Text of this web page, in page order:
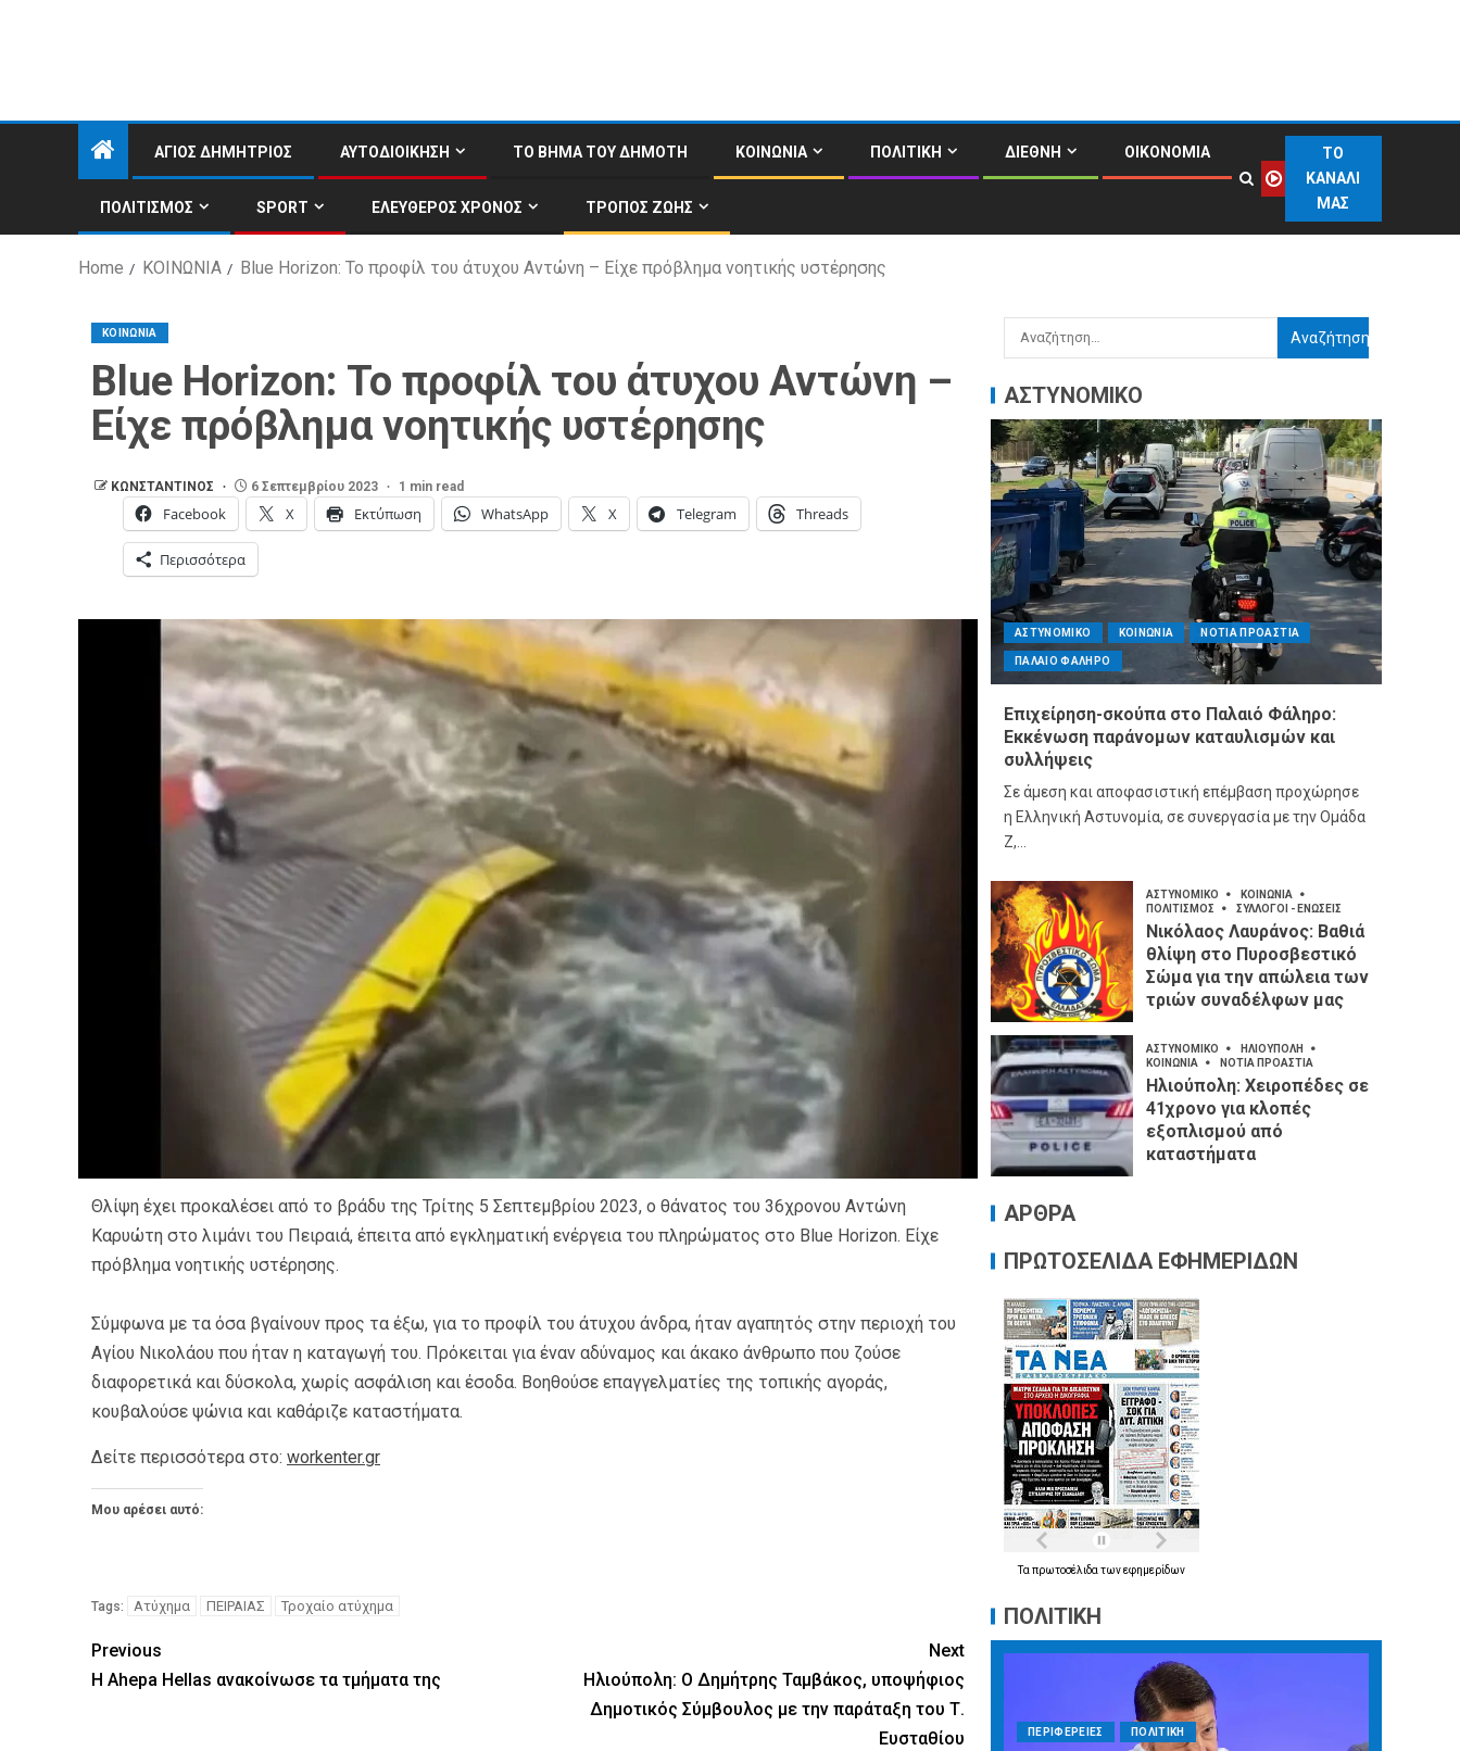
ΑΓΙΟΣ ΔΗΜΗΤΡΙΟΣ ΑΥΤΟΔΙΟΙΚΗΣΗ ΤΟ ΒΗΜΑ ΤΟΥ ΔΗΜΟΤΗ ΚΟΙΝΩΝΙΑ ΠΟΛΙΤΙΚΗ ΔΙΕΘΝΗ ΟΙΚΟΝΟΜΙΑ
ΠΟΛΙΤΙΣΜΟΣ SPORT ΕΛΕΥΘΕΡΟΣ ΧΡΟΝΟΣ ΤΡΟΠΟΣ ΖΩΗΣ
ΤΟ
ΚΑΝΑΛΙ
ΜΑΣ
Home ΚΟΙΝΩΝΙΑ Blue Horizon: Το προφίλ του άτυχου Αντώνη – Είχε πρόβλημα νοητικής υστέρησης
ΚΟΙΝΩΝΙΑ
Blue Horizon: Το προφίλ του άτυχου Αντώνη –
Είχε πρόβλημα νοητικής υστέρησης
ΚΩΝΣΤΑΝΤΙΝΟΣ 6 Σεπτεμβρίου 2023 1 min read
Facebook X Εκτύπωση WhatsApp X Telegram Threads
Περισσότερα
Θλίψη έχει προκαλέσει από το βράδυ της Τρίτης 5 Σεπτεμβρίου 2023, ο θάνατος του 36χρονου Αντώνη
Καρυώτη στο λιμάνι του Πειραιά, έπειτα από εγκληματική ενέργεια του πληρώματος στο Blue Horizon. Είχε
πρόβλημα νοητικής υστέρησης.
Σύμφωνα με τα όσα βγαίνουν προς τα έξω, για το προφίλ του άτυχου άνδρα, ήταν αγαπητός στην περιοχή του
Αγίου Νικολάου που ήταν η καταγωγή του. Πρόκειται για έναν αδύναμος και άκακο άνθρωπο που ζούσε
διαφορετικά και δύσκολα, χωρίς ασφάλιση και έσοδα. Βοηθούσε επαγγελματίες της τοπικής αγοράς,
κουβαλούσε ψώνια και καθάριζε καταστήματα.
Δείτε περισσότερα στο: workenter.gr
Μου αρέσει αυτό:
Tags: Ατύχημα ΠΕΙΡΑΙΑΣ Τροχαίο ατύχημα
Previous
Η Ahepa Hellas ανακοίνωσε τα τμήματα της
Next
Ηλιούπολη: Ο Δημήτρης Ταμβάκος, υποψήφιος
Δημοτικός Σύμβουλος με την παράταξη του Τ.
Ευσταθίου
ΑΣΤΥΝΟΜΙΚΟ
ΑΣΤΥΝΟΜΙΚΟ ΚΟΙΝΩΝΙΑ ΝΟΤΙΑ ΠΡΟΑΣΤΙΑ
ΠΑΛΑΙΟ ΦΑΛΗΡΟ
Επιχείρηση-σκούπα στο Παλαιό Φάληρο:
Εκκένωση παράνομων καταυλισμών και
συλλήψεις
Σε άμεση και αποφασιστική επέμβαση προχώρησε
η Ελληνική Αστυνομία, σε συνεργασία με την Ομάδα
Ζ,...
ΑΣΤΥΝΟΜΙΚΟ
ΚΟΙΝΩΝΙΑ
ΠΟΛΙΤΙΣΜΟΣ
ΣΥΛΛΟΓΟΙ - ΕΝΩΣΕΙΣ
Νικόλαος Λαυράνος: Βαθιά
θλίψη στο Πυροσβεστικό
Σώμα για την απώλεια των
τριών συναδέλφων μας
ΑΣΤΥΝΟΜΙΚΟ
ΗΛΙΟΥΠΟΛΗ
ΚΟΙΝΩΝΙΑ
ΝΟΤΙΑ ΠΡΟΑΣΤΙΑ
Ηλιούπολη: Χειροπέδες σε
41χρονο για κλοπές
εξοπλισμού από
καταστήματα
ΑΡΘΡΑ
ΠΡΩΤΟΣΕΛΙΔΑ ΕΦΗΜΕΡΙΔΩΝ
Τα πρωτοσέλιδα τωνεφημερίδων
ΠΟΛΙΤΙΚΗ
ΠΕΡΙΦΕΡΕΙΕΣ ΠΟΛΙΤΙΚΗ